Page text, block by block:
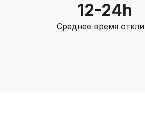
12-24h
Среднее время